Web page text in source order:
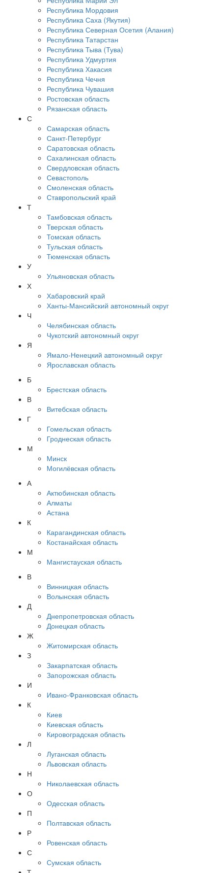
Республика Мордовия
Республика Саха (Якутия)
Республика Северная Осетия (Алания)
Республика Татарстан
Республика Тыва (Тува)
Республика Удмуртия
Республика Хакасия
Республика Чечня
Республика Чувашия
Ростовская область
Рязанская область
С
Самарская область
Санкт-Петербург
Саратовская область
Сахалинская область
Свердловская область
Севастополь
Смоленская область
Ставропольский край
Т
Тамбовская область
Тверская область
Томская область
Тульская область
Тюменская область
У
Ульяновская область
Х
Хабаровский край
Ханты-Мансийский автономный округ
Ч
Челябинская область
Чукотский автономный округ
Я
Ямало-Ненецкий автономный округ
Ярославская область
Б
Брестская область
В
Витебская область
Г
Гомельская область
Гроднеская область
М
Минск
Могилёвская область
А
Актюбинская область
Алматы
Астана
К
Карагандинская область
Костанайская область
М
Мангистауская область
В
Винницкая область
Волынская область
Д
Днепропетровская область
Донецкая область
Ж
Житомирская область
З
Закарпатская область
Запорожская область
И
Ивано-Франковская область
К
Киев
Киевская область
Кировоградская область
Л
Луганская область
Львовская область
Н
Николаевская область
О
Одесская область
П
Полтавская область
Р
Ровенская область
С
Сумская область